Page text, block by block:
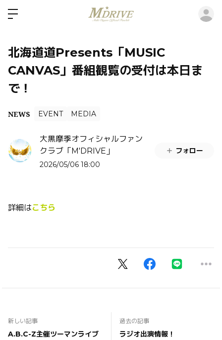
北海道道Presents「MUSIC
CANVAS」番組観覧の受付は本日ま
で！
NEWS EVENT MEDIA
大黒摩季オフィシャルファン
クラブ「M'DRIVE」
2026/05/06 18:00
フォロー
詳細はこちら
新しい記事
A.B.C-Z主催ツーマンライブ
過去の記事
ラジオ出演情報！